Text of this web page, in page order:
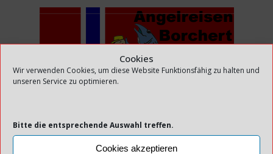
Cookies
Wir verwenden Cookies, um diese Website Funktionsfähig zu halten und
unseren Service zu optimieren.
Bitte die entsprechende Auswahl treffen.
Cookies akzeptieren
ANGELREISEN BORCHERT - ANGELN IN
NORWEGEN